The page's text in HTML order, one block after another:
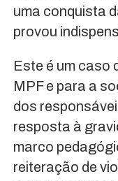
uma conquista
provou
Este é um caso
MPF e para a
dos
resposta à
marco
reiteração de